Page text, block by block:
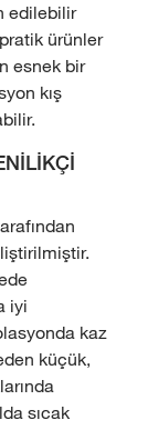
edilebilir
ürünler
esnek bir
kış
iyi
kaz
küçük,
sıcak